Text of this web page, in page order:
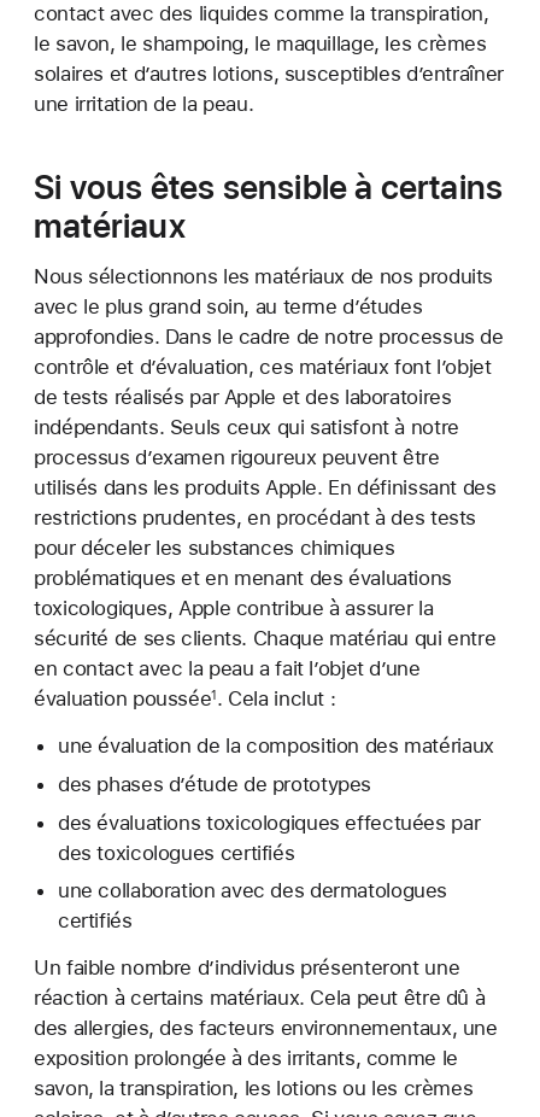
contact avec des liquides comme la transpiration,
le savon, le shampoing, le maquillage, les crèmes
solaires et d’autres lotions, susceptibles d’entraîner
une irritation de la peau.
Si vous êtes sensible à certains
matériaux
Nous sélectionnons les matériaux de nos produits
avec le plus grand soin, au terme d’études
approfondies. Dans le cadre de notre processus de
contrôle et d’évaluation, ces matériaux font l’objet
de tests réalisés par Apple et des laboratoires
indépendants. Seuls ceux qui satisfont à notre
processus d’examen rigoureux peuvent être
utilisés dans les produits Apple. En définissant des
restrictions prudentes, en procédant à des tests
pour déceler les substances chimiques
problématiques et en menant des évaluations
toxicologiques, Apple contribue à assurer la
sécurité de ses clients. Chaque matériau qui entre
en contact avec la peau a fait l’objet d’une
évaluation poussée1. Cela inclut :
une évaluation de la composition des matériaux
des phases d’étude de prototypes
des évaluations toxicologiques effectuées par
des toxicologues certifiés
une collaboration avec des dermatologues
certifiés
Un faible nombre d’individus présenteront une
réaction à certains matériaux. Cela peut être dû à
des allergies, des facteurs environnementaux, une
exposition prolongée à des irritants, comme le
savon, la transpiration, les lotions ou les crèmes